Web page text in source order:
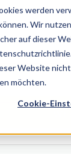
werden
Wir
auf dieser
Website
möchten.
Cookie-